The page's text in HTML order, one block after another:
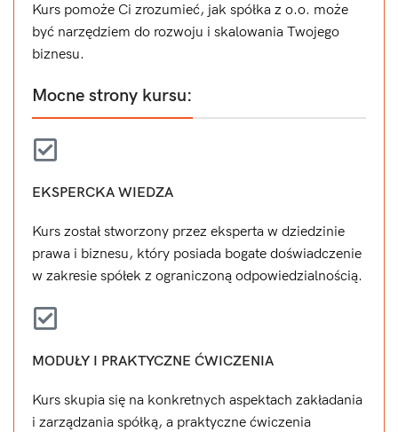
Kurs pomoże Ci zrozumieć, jak spółka z o.o. może
być narzędziem do rozwoju i skalowania Twojego
biznesu.
Mocne strony kursu:
EKSPERCKA WIEDZA
Kurs został stworzony przez eksperta w dziedzinie
prawa i biznesu, który posiada bogate doświadczenie
w zakresie spółek z ograniczoną odpowiedzialnością.
MODUŁY I PRAKTYCZNE ĆWICZENIA
Kurs skupia się na konkretnych aspektach zakładania
i zarządzania spółką, a praktyczne ćwiczenia